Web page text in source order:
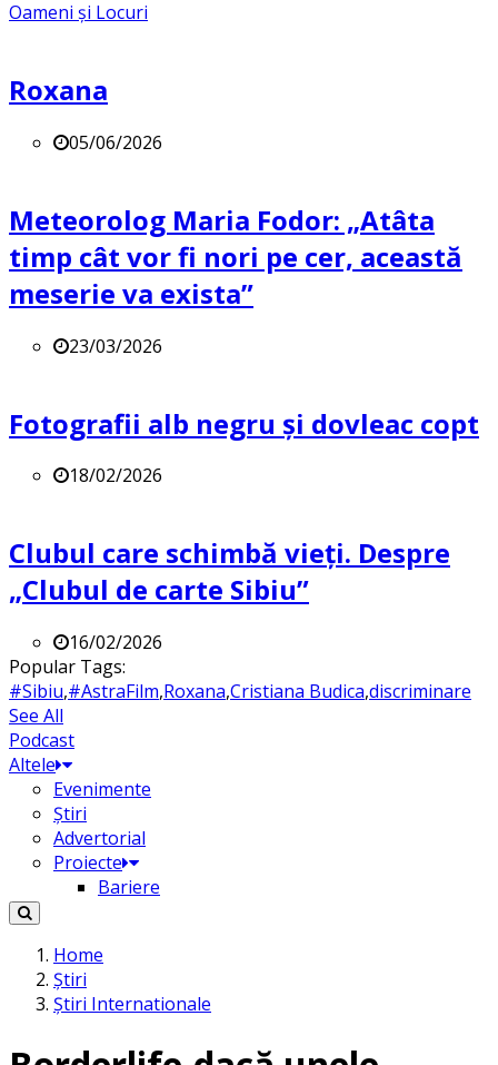
Oameni și Locuri
Roxana
05/06/2026
Meteorolog Maria Fodor: „Atâta
timp cât vor fi nori pe cer, această
meserie va exista”
23/03/2026
Fotografii alb negru și dovleac copt
18/02/2026
Clubul care schimbă vieți. Despre
„Clubul de carte Sibiu”
16/02/2026
Popular Tags:
#Sibiu,#AstraFilm,Roxana,Cristiana Budica,discriminare
See All
Podcast
Altele
Evenimente
Știri
Advertorial
Proiecte
Bariere
Home
Știri
Știri Internationale